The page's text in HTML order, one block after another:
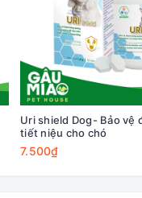
Uri shield Dog- Bảo vệ
tiết niệu cho chó
7.500₫